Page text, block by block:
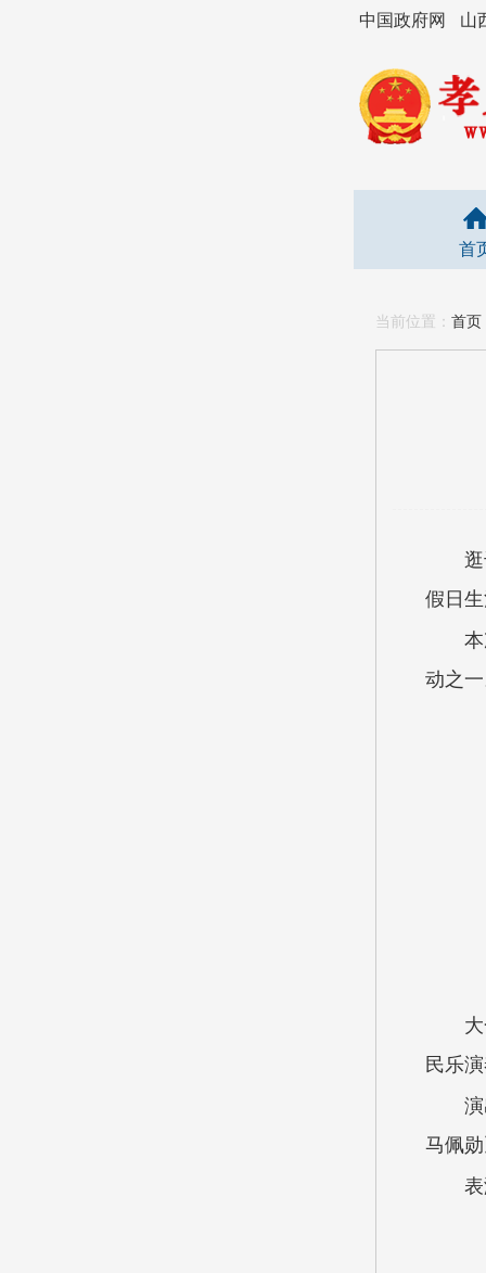
中国政府网 山
首
当前位置： 首页
假日
动之
民乐
马佩